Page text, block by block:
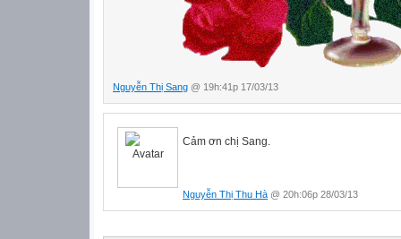
Nguyễn Thị Sang @ 19h:41p 17/03/13
Cảm ơn chị Sang.
Nguyễn Thị Thu Hà @ 20h:06p 28/03/13